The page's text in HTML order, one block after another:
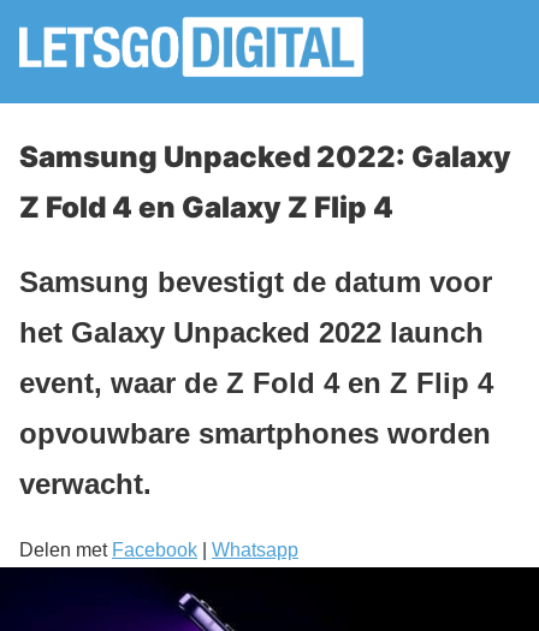
Samsung Unpacked 2022: Galaxy
Z Fold 4 en Galaxy Z Flip 4
Samsung bevestigt de datum voor
het Galaxy Unpacked 2022 launch
event, waar de Z Fold 4 en Z Flip 4
opvouwbare smartphones worden
verwacht.
Delen met Facebook Whatsapp